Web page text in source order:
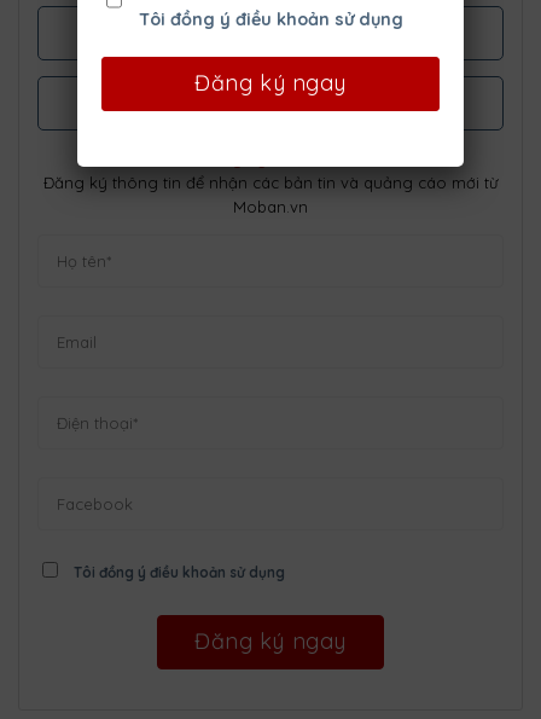
Đăng ký thông tin để nhận các bản tin và quảng cáo mới từ
Moban.vn
Tôi đồng ý điều khoản sử dụng
Tôi đồng ý điều khoản sử dụng